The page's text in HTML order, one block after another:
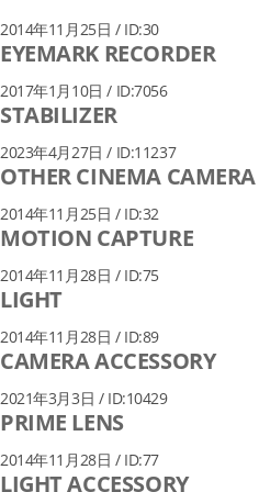
2014年11月25日 / ID:30
EYEMARK RECORDER
2017年1月10日 / ID:7056
STABILIZER
2023年4月27日 / ID:11237
OTHER CINEMA CAMERA
2014年11月25日 / ID:32
MOTION CAPTURE
2014年11月28日 / ID:75
LIGHT
2014年11月28日 / ID:89
CAMERA ACCESSORY
2021年3月3日 / ID:10429
PRIME LENS
2014年11月28日 / ID:77
LIGHT ACCESSORY